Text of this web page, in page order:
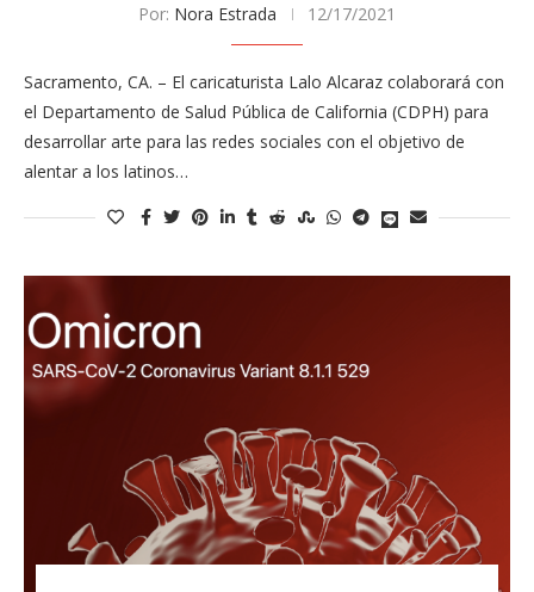
Por: Nora Estrada 12/17/2021
Sacramento, CA. – El caricaturista Lalo Alcaraz colaborará con
el Departamento de Salud Pública de California (CDPH) para
desarrollar arte para las redes sociales con el objetivo de
alentar a los latinos…